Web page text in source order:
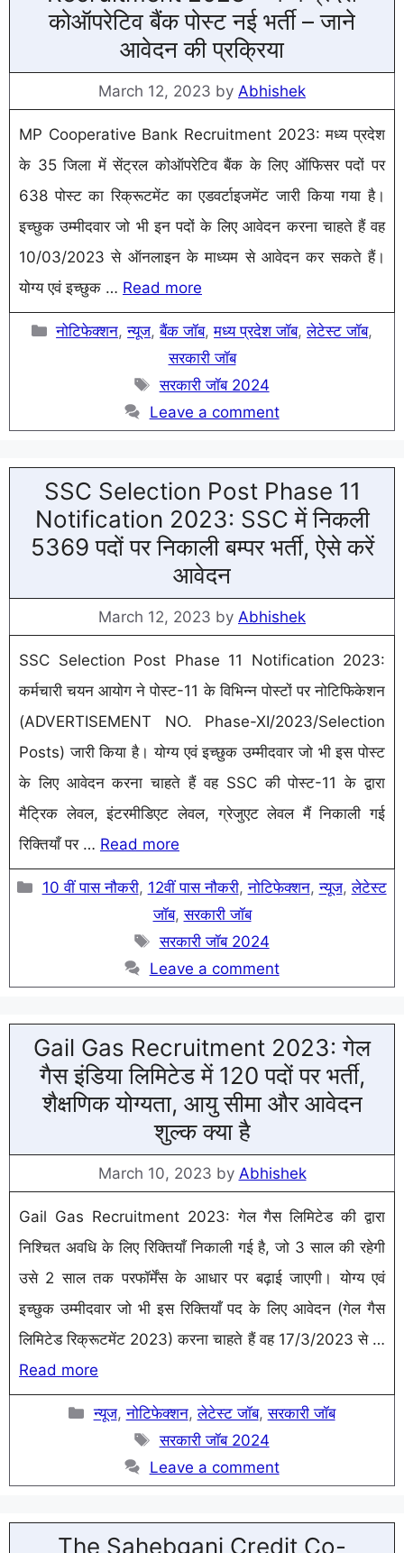
कोऑपरेटिव बैंक पोस्ट नई भर्ती – जाने
आवेदन की प्रक्रिया
March 12, 2023 by Abhishek
MP Cooperative Bank Recruitment 2023: मध्य प्रदेश
के 35 जिला में सेंट्रल कोऑपरेटिव बैंक के लिए ऑफिसर पदों पर
638 पोस्ट का रिक्रूटमेंट का एडवर्टाइजमेंट जारी किया गया है।
इच्छुक उम्मीदवार जो भी इन पदों के लिए आवेदन करना चाहते हैं वह
10/03/2023 से ऑनलाइन के माध्यम से आवेदन कर सकते हैं।
योग्य एवं इच्छुक … Read more
Categories
नोटिफेक्शन,न्यूज,बैंक जॉब,मध्य प्रदेश जॉब,लेटेस्ट जॉब,
सरकारी जॉब
Tags
सरकारी जॉब 2024
Leave a comment
SSC Selection Post Phase 11
Notification 2023: SSC में निकली
5369 पदों पर निकाली बम्पर भर्ती, ऐसे करें
आवेदन
March 12, 2023 by Abhishek
SSC Selection Post Phase 11 Notification 2023:
कर्मचारी चयन आयोग ने पोस्ट-11 के विभिन्न पोस्टों पर नोटिफिकेशन
(ADVERTISEMENT NO. Phase-XI/2023/Selection
Posts) जारी किया है। योग्य एवं इच्छुक उम्मीदवार जो भी इस पोस्ट
के लिए आवेदन करना चाहते हैं वह SSC की पोस्ट-11 के द्वारा
मैट्रिक लेवल, इंटरमीडिएट लेवल, ग्रेजुएट लेवल मैं निकाली गई
रिक्तियाँ पर … Read more
Categories
10 वीं पास नौकरी, 12वीं पास नौकरी,नोटिफेक्शन,न्यूज,लेटेस्ट
जॉब,सरकारी जॉब
Tags
सरकारी जॉब 2024
Leave a comment
Gail Gas Recruitment 2023: गेल
गैस इंडिया लिमिटेड में 120 पदों पर भर्ती,
शैक्षणिक योग्यता, आयु सीमा और आवेदन
शुल्क क्या है
March 10, 2023 by Abhishek
Gail Gas Recruitment 2023: गेल गैस लिमिटेड की द्वारा
निश्चित अवधि के लिए रिक्तियाँ निकाली गई है, जो 3 साल की रहेगी
उसे 2 साल तक परफॉर्मेंस के आधार पर बढ़ाई जाएगी। योग्य एवं
इच्छुक उम्मीदवार जो भी इस रिक्तियाँ पद के लिए आवेदन (गेल गैस
लिमिटेड रिक्रूटमेंट 2023) करना चाहते हैं वह 17/3/2023 से …
Read more
Categories
न्यूज,नोटिफेक्शन,लेटेस्ट जॉब,सरकारी जॉब
Tags
सरकारी जॉब 2024
Leave a comment
The Sahebganj Credit Co-